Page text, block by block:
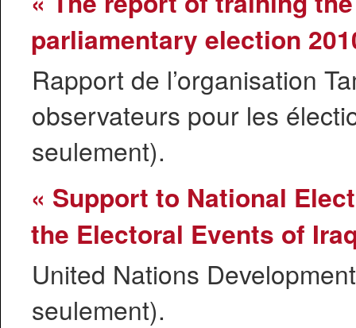
parliamentary election
Rapport de l’organisation
observateurs pour les
seulement).
« Support to National
the Electoral Events of
United Nations
seulement).